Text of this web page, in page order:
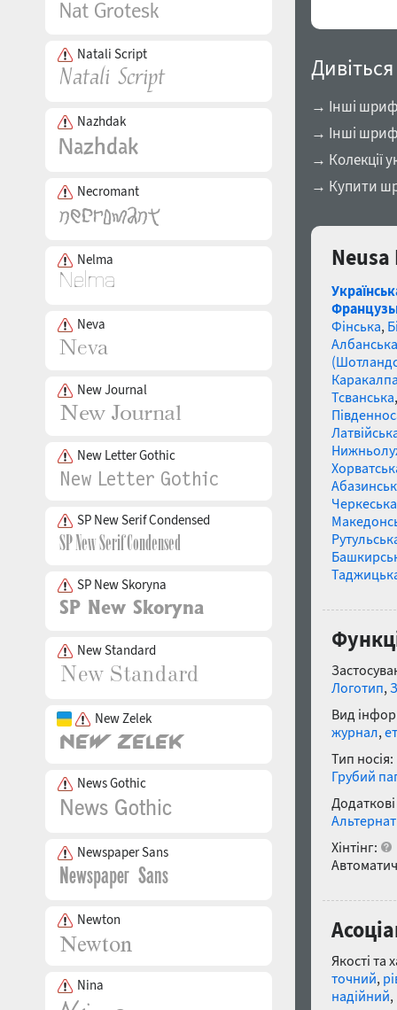
Natali Script
Nazhdak
Necromant
Nelma
Neva
New Journal
New Letter Gothic
SP New Serif Condensed
SP New Skoryna
New Standard
New Zelek
News Gothic
Newspaper Sans
Newton
Nina
→ Інші
→ Інші
→ Колекції
→ Купити
Фінська,
Албанська
Тсванська
Черкеська
Логотип,
Вид
журнал,
Тип носія:
Грубий
Хінтінг:
Якості та
точний,
надійний,